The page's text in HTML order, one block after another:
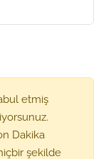
etmiş
Dakika
şekilde